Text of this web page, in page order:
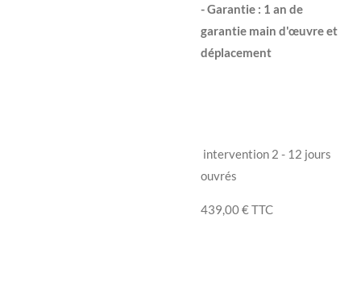
- Garantie : 1 an de
garantie main d'œuvreet
déplacement
intervention 2 - 12 jours
ouvrés
439,00 €TTC